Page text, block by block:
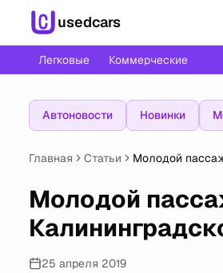
usedcars
Легковые Коммерческие
Автоновости Новинки
Главная Статьи Молодой
Молодой
25 апреля 2019